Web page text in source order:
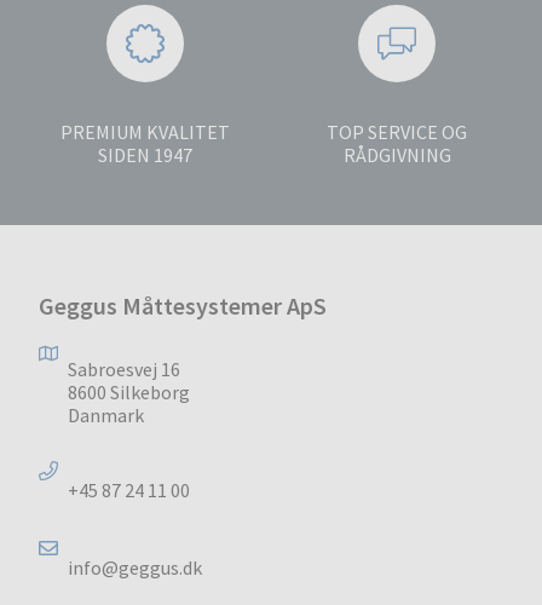
PREMIUM KVALITET
SIDEN 1947
TOP SERVICE OG
RÅDGIVNING
Geggus Måttesystemer ApS
Sabroesvej 16
8600 Silkeborg
Danmark
+45 87 24 11 00
info@geggus.dk